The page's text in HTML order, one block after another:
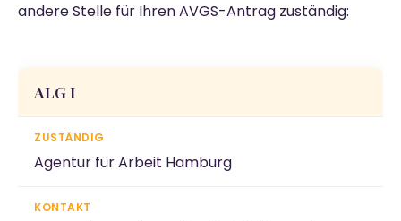
andere Stelle für Ihren AVGS-Antrag zuständig:
ALG I
Agentur für Arbeit Hamburg